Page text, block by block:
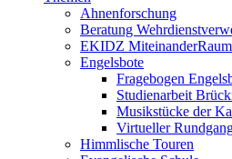
Ahnenforschung
Beratung
EKIDZ
Engelsbote
Fragebogen
Studienarbeit
Musikstücke der
Virtueller
Himmlische Touren